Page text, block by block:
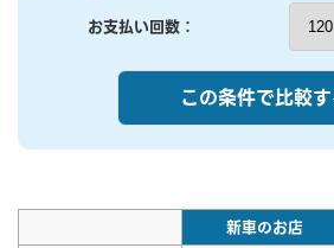
お支払い回数：
新車のお店